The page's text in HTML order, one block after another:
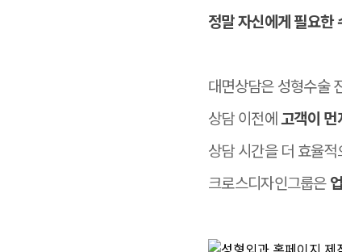
정말 자신에게 필요한
대면상담은 성형수술
상담 이전에고객이 먼
상담 시간을 더 효율
크로스디자인그룹은